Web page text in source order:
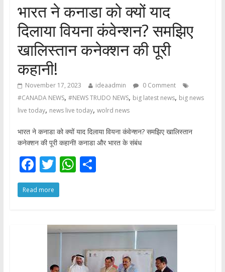
भारत ने कनाडा को क्यों याद
दिलाया वियना कंवेन्शन? समझिए
खालिस्तान कनेक्शन की पूरी
कहानी!
November 17, 2023 ideaadmin
0 Comment
#CANADA NEWS, #NEWS TRUDO NEWS, big latest news, big news
live today, news live today, wolrd news
भारत ने कनाडा को क्यों याद दिलाया वियना कंवेन्शन? समझिए खालिस्तान
कनेक्शन की पूरी कहानी! कनाडा और भारत के संबंध
F
ac
e
T
w
itt
W
A
p
p
S
Read more